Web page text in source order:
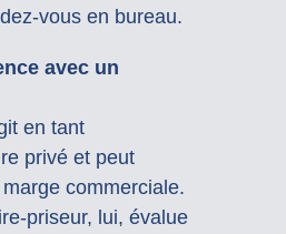
vous en bureau.
avec un
en tant
privé et peut
commerciale.
priseur, lui, évalue